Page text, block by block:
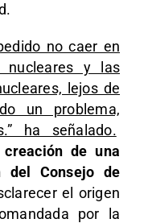
no caer en
nucleares y las
lejos de
un problema,
ha señalado.
creación de una
del Consejo de
el origen
por la